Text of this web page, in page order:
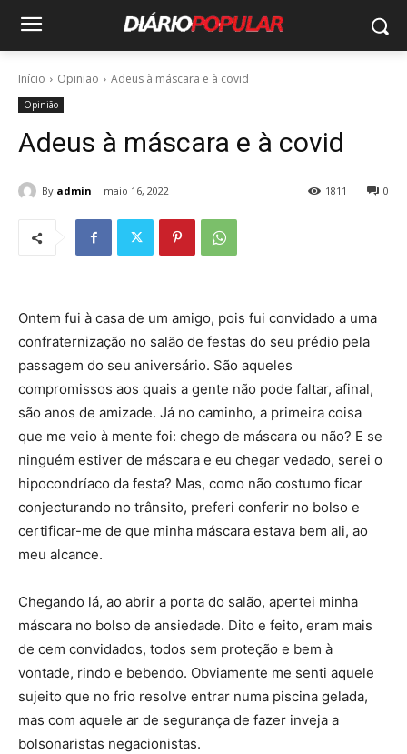
Início Opinião Adeus à máscara e à covid
Opinião
Adeus à máscara e à covid
By admin maio 16, 2022 0
1811
Ontem fui à casa de um amigo, pois fui convidado a uma
confraternização no salão de festas do seu prédio pela
passagem do seu aniversário. São aqueles
compromissos aos quais a gente não pode faltar, afinal,
são anos de amizade. Já no caminho, a primeira coisa
que me veio à mente foi: chego de máscara ou não? E se
ninguém estiver de máscara e eu chegar vedado, serei o
hipocondríaco da festa? Mas, como não costumo ficar
conjecturando no trânsito, preferi conferir no bolso e
certificar-me de que minha máscara estava bem ali, ao
meu alcance.
Chegando lá, ao abrir a porta do salão, apertei minha
máscara no bolso de ansiedade. Dito e feito, eram mais
de cem convidados, todos sem proteção e bem à
vontade, rindo e bebendo. Obviamente me senti aquele
sujeito que no frio resolve entrar numa piscina gelada,
mas com aquele ar de segurança de fazer inveja a
bolsonaristas negacionistas.